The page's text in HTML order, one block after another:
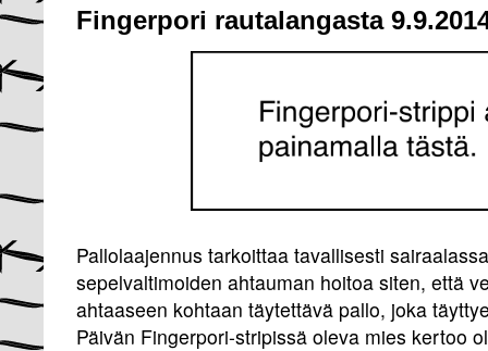
Fingerpori rautalangasta
Pallolaajennus tarkoittaa tavallisesti
sepelvaltimoiden ahtauman hoitoa siten, että
ahtaaseen kohtaan täytettävä pallo, joka
Päivän Fingerpori-stripissä oleva mies kertoo